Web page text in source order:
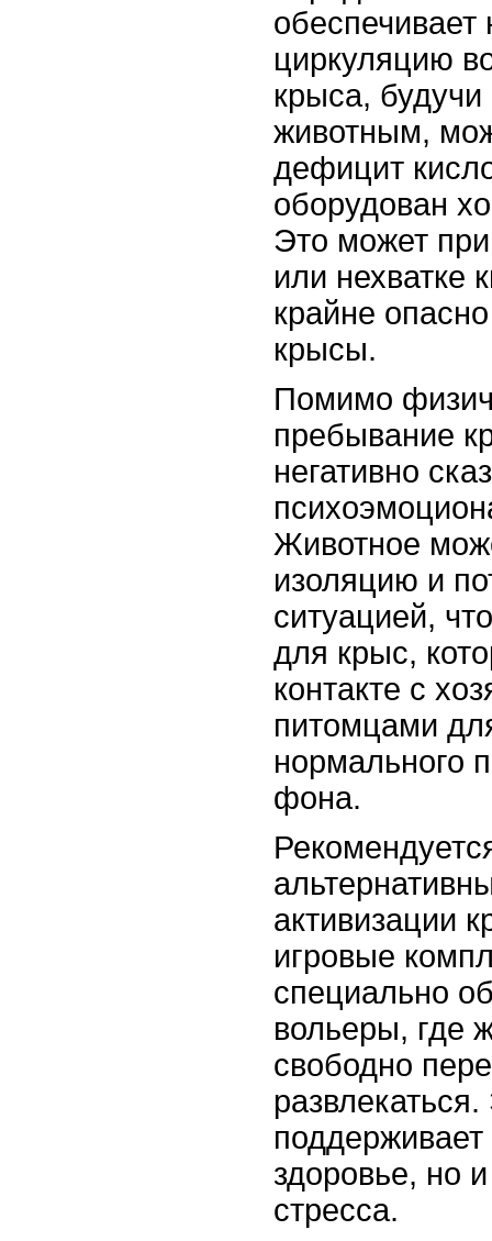
циркуляцию
крыса,
животным,
дефицит
оборудован
Это может
или нехватке
крайне
крысы.
Помимо
пребывание
негативно
Животное
изоляцию и
ситуацией,
для крыс,
контакте с
питомцами
нормального
фона.
активизации
игровые
специально
вольеры, где
свободно
здоровье, но
стресса.